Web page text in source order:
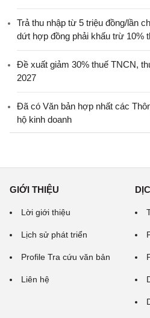
Trả thu nhập từ 5 triệu đồng/lần
dứt hợp đồng phải khấu trừ 10%
Đề xuất giảm 30% thuế TNCN,
2027
Đã có Văn bản hợp nhất các
hộ kinh doanh
GIỚI THIỆU
Lời giới thiệu
Lịch sử phát triển
Profile Tra cứu văn bản
Liên hệ